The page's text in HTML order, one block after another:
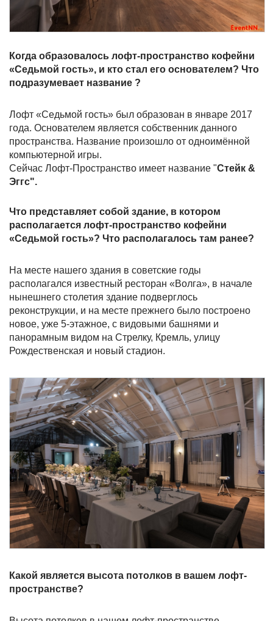
Когда образовалось лофт-пространство кофейни
«Седьмой гость», и кто стал его основателем? Что
подразумевает название ?
Лофт «Седьмой гость» был образован в январе 2017
года. Основателем является собственник данного
пространства. Название произошло от одноимённой
компьютерной игры.
Сейчас Лофт-Пространство имеет название "Стейк &
Эггс".
Что представляет собой здание, в котором
располагается лофт-пространство кофейни
«Седьмой гость»? Что располагалось там ранее?
На месте нашего здания в советские годы
располагался известный ресторан «Волга», в начале
нынешнего столетия здание подверглось
реконструкции, и на месте прежнего было построено
новое, уже 5-этажное, с видовыми башнями и
панорамным видом на Стрелку, Кремль, улицу
Рождественская и новый стадион.
Какой является высота потолков в вашем лофт-
пространстве?